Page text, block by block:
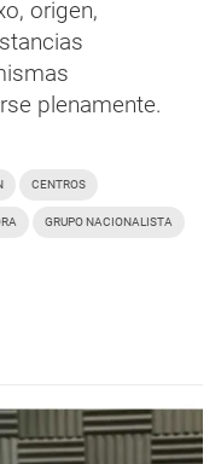
origen,
plenamente.
CENTROS
GRUPO NACIONALISTA